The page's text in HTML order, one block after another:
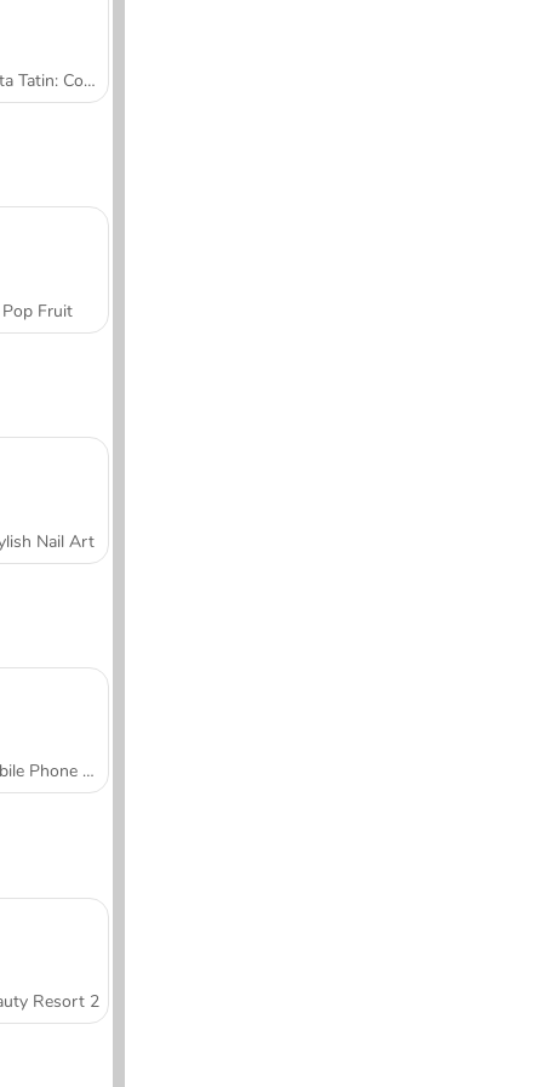
Tarta Tatin: Cocina con Sara
Pop Fruit
Nail Art
Mobile Phone Case Design & DIY
Resort 2